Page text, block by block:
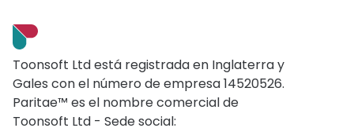
Toonsoft Ltd está registrada en Inglaterra y
Gales con el número de empresa 14520526.
Paritae™ es el nombre comercial de
Toonsoft Ltd - Sede social: